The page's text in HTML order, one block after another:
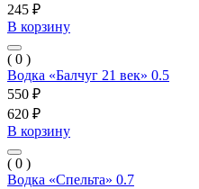
245 ₽
В корзину
( 0 )
Водка «Балчуг 21 век» 0.5
550 ₽
620 ₽
В корзину
( 0 )
Водка «Спельта» 0.7